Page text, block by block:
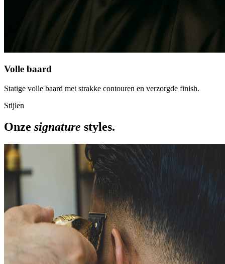
Volle baard
Statige volle baard met strakke contouren en verzorgde finish.
Stijlen
Onze signature styles.